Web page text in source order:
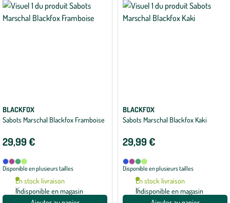
BLACKFOX
Sabots Marschal Blackfox Framboise
29,99 €
Disponible
en
coloris
BleuFramboise
KakiVert
anis
Disponible en plusieurs tailles
En stock livraison
Indisponible en magasin
BLACKFOX
Sabots Marschal Blackfox Kaki
29,99 €
Disponible
en
coloris
BleuFramboise
KakiVert
anis
Disponible en plusieurs tailles
En stock livraison
Indisponible en magasin